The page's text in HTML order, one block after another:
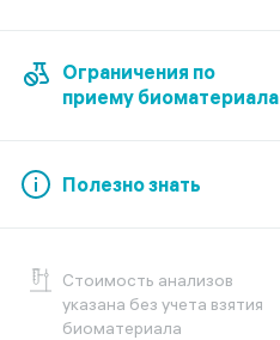
Ограничения по
приему биоматериала
Полезно знать
Cтоимость анализов
указана без учета взятия
биоматериала